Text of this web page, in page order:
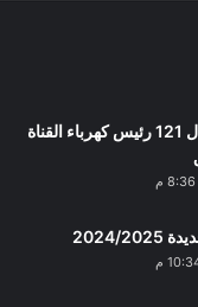
بعد مكالمة وزير الكهرباء ل 121 رئيس كهرباء القناة
2025